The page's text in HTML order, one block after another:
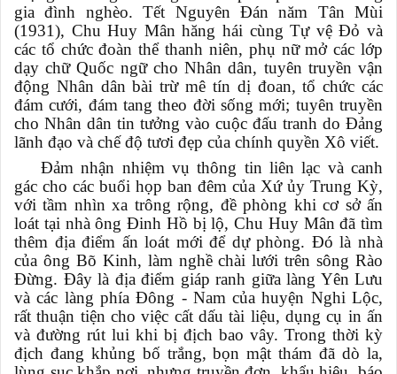
gia đình nghèo. Tết Nguyên Đán năm Tân Mùi
(1931), Chu Huy Mân hăng hái cùng Tự vệ Đỏ và
các tổ chức đoàn thể thanh niên, phụ nữ mở các lớp
dạy chữ Quốc ngữ cho Nhân dân, tuyên truyền vận
động Nhân dân bài trừ mê tín dị đoan, tổ chức các
đám cưới, đám tang theo đời sống mới; tuyên truyền
cho Nhân dân tin tưởng vào cuộc đấu tranh do Đảng
lãnh đạo và chế độ tươi đẹp của chính quyền Xô viết.
Đảm nhận nhiệm vụ thông tin liên lạc và canh
gác cho các buổi họp ban đêm của Xứ ủy Trung Kỳ,
với tầm nhìn xa trông rộng, đề phòng khi cơ sở ấn
loát tại nhà ông Đinh Hồ bị lộ, Chu Huy Mân đã tìm
thêm địa điểm ấn loát mới để dự phòng. Đó là nhà
của ông Bõ Kinh, làm nghề chài lưới trên sông Rào
Đừng. Đây là địa điểm giáp ranh giữa làng Yên Lưu
và các làng phía Đông - Nam của huyện Nghi Lộc,
rất thuận tiện cho việc cất dấu tài liệu, dụng cụ in ấn
và đường rút lui khi bị địch bao vây. Trong thời kỳ
địch đang khủng bố trắng, bọn mật thám đã dò la,